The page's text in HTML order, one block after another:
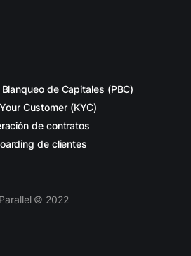
de Capitales (PBC)
Customer (KYC)
de contratos
de clientes
Parallel © 2022